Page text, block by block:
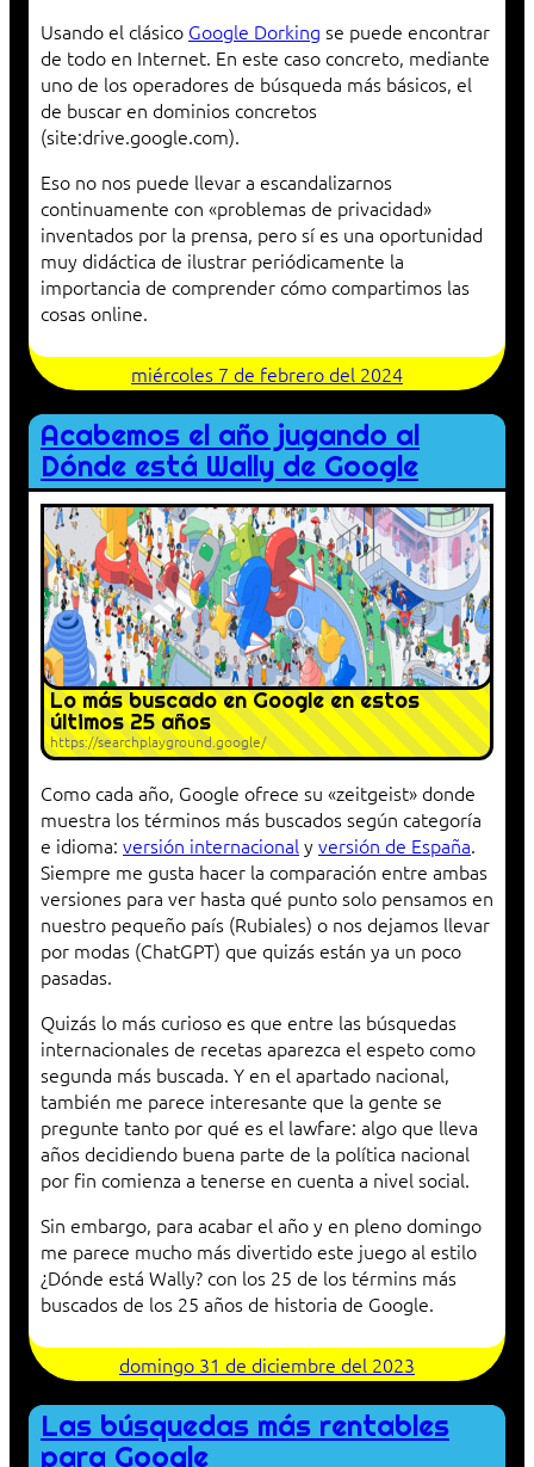
Usando el clásico Google Dorking se puede encontrar
de todo en Internet. En este caso concreto, mediante
uno de los operadores de búsqueda más básicos, el
de buscar en dominios concretos
(site:drive.google.com).
Eso no nos puede llevar a escandalizarnos
continuamente con «problemas de privacidad»
inventados por la prensa, pero sí es una oportunidad
muy didáctica de ilustrar periódicamente la
importancia de comprender cómo compartimos las
cosas online.
miércoles 7 de febrero del 2024
Acabemos el año jugando al
Dónde está Wally de Google
Lo más buscado en Google en estos
últimos 25 años
https://searchplayground.google/
Como cada año, Google ofrece su «zeitgeist» donde
muestra los términos más buscados según categoría
e idioma: versión internacional y versión de España.
Siempre me gusta hacer la comparación entre ambas
versiones para ver hasta qué punto solo pensamos en
nuestro pequeño país (Rubiales) o nos dejamos llevar
por modas (ChatGPT) que quizás están ya un poco
pasadas.
Quizás lo más curioso es que entre las búsquedas
internacionales de recetas aparezca el espeto como
segunda más buscada. Y en el apartado nacional,
también me parece interesante que la gente se
pregunte tanto por qué es el lawfare: algo que lleva
años decidiendo buena parte de la política nacional
por fin comienza a tenerse en cuenta a nivel social.
Sin embargo, para acabar el año y en pleno domingo
me parece mucho más divertido este juego al estilo
¿Dónde está Wally? con los 25 de los términs más
buscados de los 25 años de historia de Google.
domingo 31 de diciembre del 2023
Las búsquedas más rentables
para Google